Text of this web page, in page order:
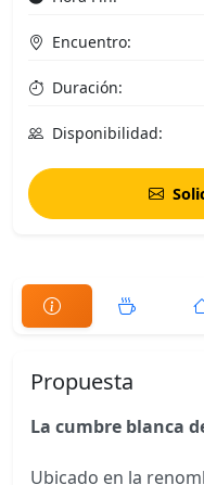
Encuentro:
Duración:
Disponibilidad:
Propuesta
La cumbre blanca
Ubicado en la